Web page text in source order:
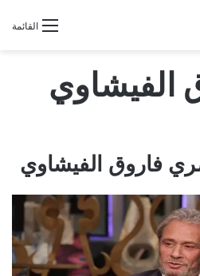
القائمة
الفيشاوي
فاروق الفيشاوي